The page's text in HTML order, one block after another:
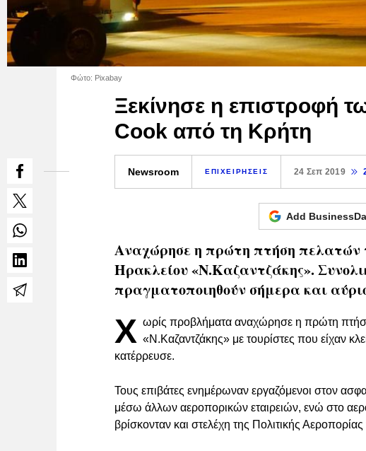
Φώτο: Pixabay
Ξεκίνησε η επιστροφή
Cook από τη Κρήτη
Newsroom ΕΠΙΧΕΙΡΗΣΕΙΣ 24 Σεπ 2019
Add
Αναχώρησε η πρώτη πτήση πελατών
Ηρακλείου «Ν.Καζαντζάκης».
πραγματοποιηθούν σήμερα και
Χ ωρίς προβλήματα αναχώρησε η πρώτη
«Ν.Καζαντζάκης» με τουρίστες που είχαν
κατέρρευσε.
Τους επιβάτες ενημέρωναν εργαζόμενοι στον
μέσω άλλων αεροπορικών εταιρειών, ενώ στο
βρίσκονταν και στελέχη της Πολιτικής